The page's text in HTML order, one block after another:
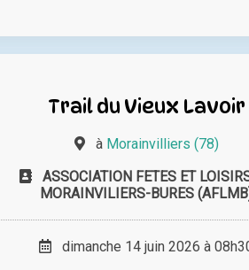
Trail du Vieux Lavoir
à Morainvilliers (78)
ASSOCIATION FETES ET
MORAINVILIERS-BURES
dimanche 14 juin 2026 à